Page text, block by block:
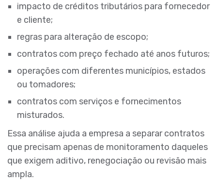
impacto de créditos tributários para fornecedor
e cliente;
regras para alteração de escopo;
contratos com preço fechado até anos futuros;
operações com diferentes municípios, estados
ou tomadores;
contratos com serviços e fornecimentos
misturados.
Essa análise ajuda a empresa a separar contratos
que precisam apenas de monitoramento daqueles
que exigem aditivo, renegociação ou revisão mais
ampla.